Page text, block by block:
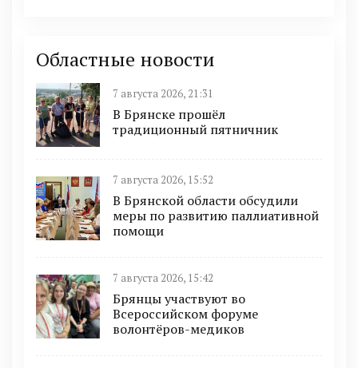
Областные новости
7 августа 2026, 21:31
В Брянске прошёл
традиционный пятничник
7 августа 2026, 15:52
В Брянской области обсудили
меры по развитию паллиативной
помощи
7 августа 2026, 15:42
Брянцы участвуют во
Всероссийском форуме
волонтёров-медиков